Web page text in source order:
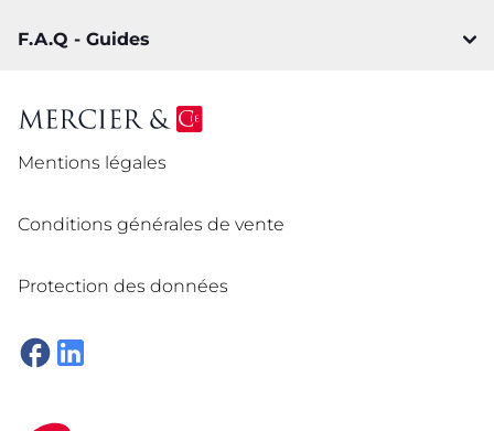
F.A.Q - Guides
Mentions légales
Conditions générales de vente
Protection des données